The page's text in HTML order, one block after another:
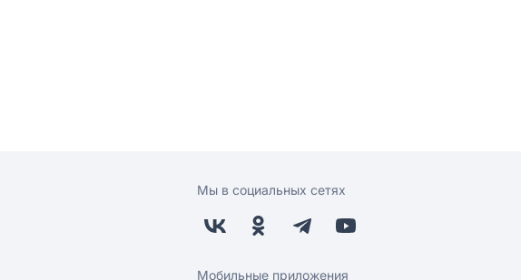
Мы в социальных сетях
Мобильные приложения